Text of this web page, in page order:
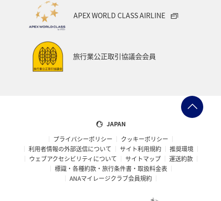
APEX WORLD CLASS AIRLINE
旅行業公正取引協議会会員
JAPAN
プライバシーポリシー
クッキーポリシー
利用者情報の外部送信について
サイト利用規約
推奨環境
ウェブアクセシビリティについて
サイトマップ
運送約款
標識・各種約款・旅行条件書・取扱料金表
ANAマイレージクラブ会員規約